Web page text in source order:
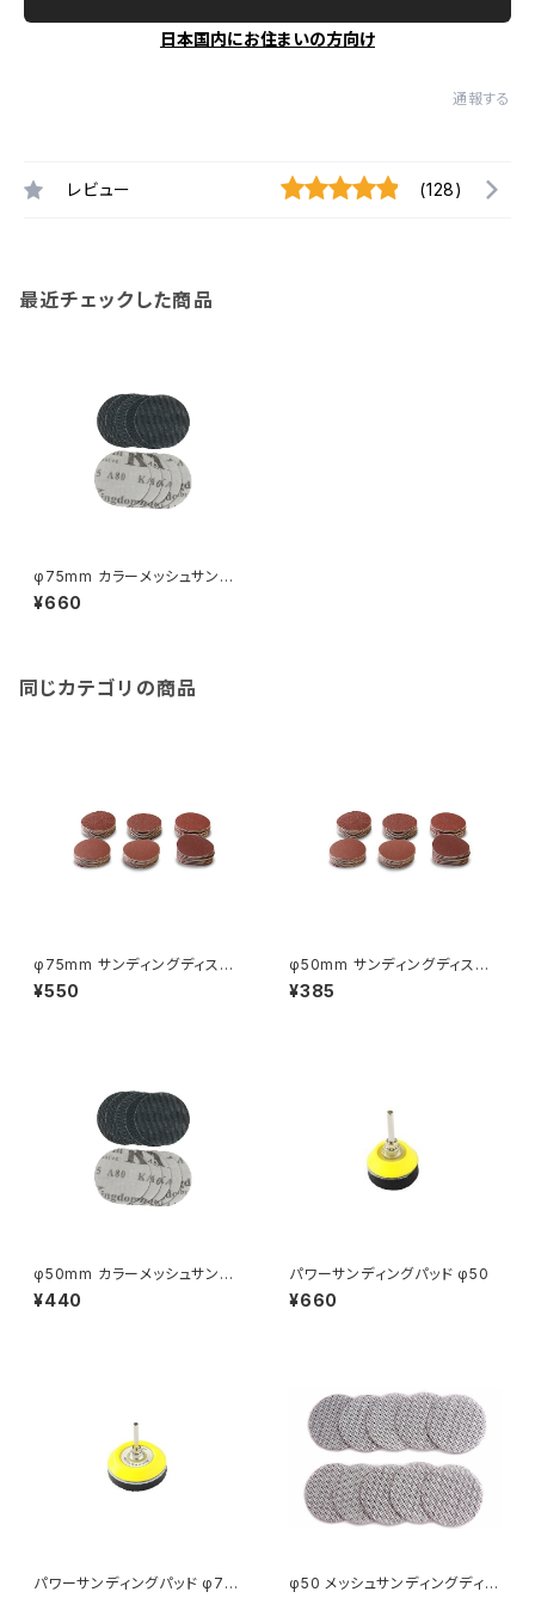
日本国内にお住まいの方向け
通報する
レビュー (128)
最近チェックした商品
φ75mm カラーメッシュサンディ
ングディスク 10枚セット 木工用
丸型サンドペーパー
¥660
同じカテゴリの商品
φ75mm サンディングディス
ク 10枚セット
¥550
φ50mm サンディングディス
ク 10枚セット
¥385
φ50mm カラーメッシュサンディ
ングディスク 10枚セット 木工用
丸型サンドペーパー
¥440
パワーサンディングパッド φ50
¥660
パワーサンディングパッド φ75
φ50 メッシュサンディングディス